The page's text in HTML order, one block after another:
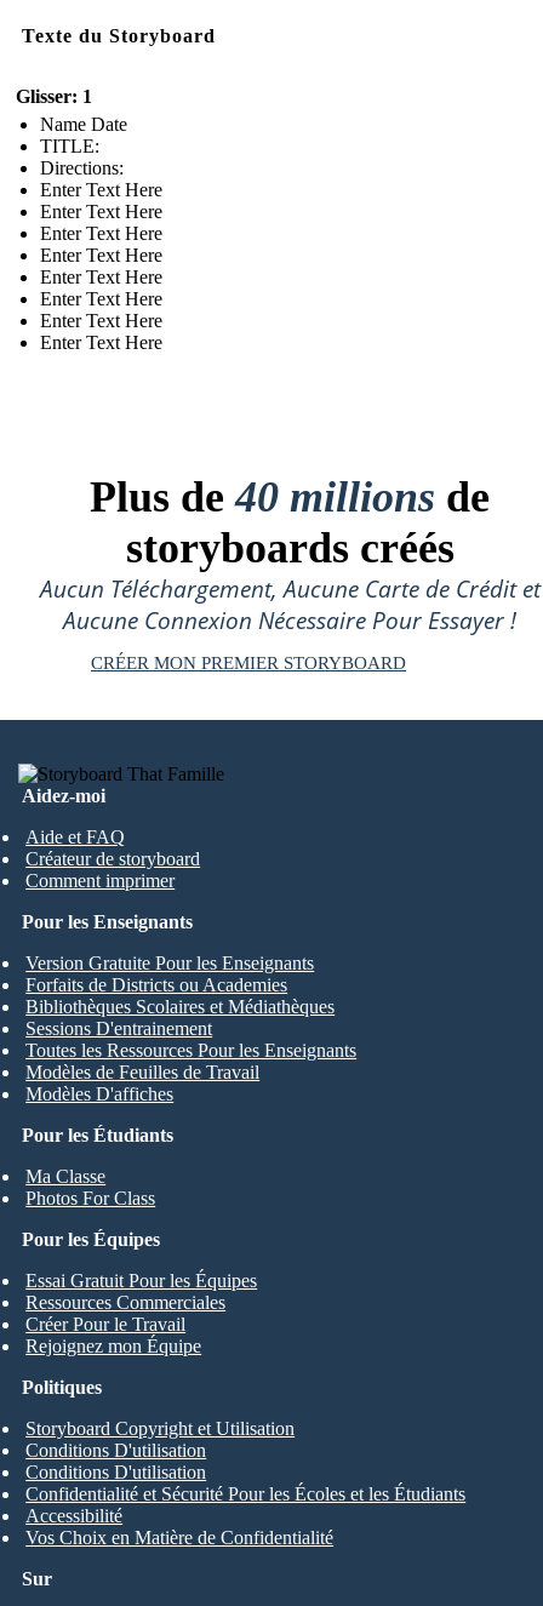
Texte du Storyboard
Glisser: 1
Name Date
TITLE :
Directions:
Enter Text Here
Enter Text Here
Enter Text Here
Enter Text Here
Enter Text Here
Enter Text Here
Enter Text Here
Enter Text Here
Plus de40 millions de
storyboards créés
Aucun Téléchargement, Aucune Carte de Crédit et
Aucune Connexion Nécessaire Pour Essayer !
CRÉER MON PREMIER STORYBOARD
Aidez-moi
Aide et FAQ
Créateur de storyboard
Comment imprimer
Pour les Étudiants
Ma Classe
Photos For Class
Pour les Enseignants
Version Gratuite Pour les Enseignants
Forfaits de Districts ou Academies
Bibliothèques Scolaires et Médiathèques
Sessions D'entrainement
Toutes les Ressources Pour les Enseignants
Modèles de Feuilles de Travail
Modèles D'affiches
Pour les Équipes
Essai Gratuit Pour les Équipes
Ressources Commerciales
Créer Pour le Travail
Rejoignez mon Équipe
Sur
Politiques
Storyboard Copyright et Utilisation
Conditions D'utilisation
Conditions D'utilisation
Confidentialité et Sécurité Pour les Écoles et les Étudiants
Accessibilité
Vos Choix en Matière de Confidentialité